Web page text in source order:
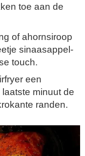
toe aan de
of ahornsiroop
sinaasappel-
touch.
een
minuut de
randen.